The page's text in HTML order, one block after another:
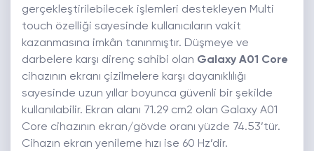
gerçekleştirilebilecek işlemleri destekleyen Multi
touch özelliği sayesinde kullanıcıların vakit
kazanmasına imkân tanınmıştır. Düşmeye ve
darbelere karşı direnç sahibi olan Galaxy A01 Core
cihazının ekranı çizilmelere karşı dayanıklılığı
sayesinde uzun yıllar boyunca güvenli bir şekilde
kullanılabilir. Ekran alanı 71.29 cm2 olan Galaxy A01
Core cihazının ekran/gövde oranı yüzde 74.53’tür.
Cihazın ekran yenileme hızı ise 60 Hz’dir.